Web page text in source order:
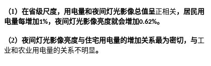
（1） 在省级尺度，用电量和夜间灯光影像总值呈正相关 ， 居民用
电量每增加 1%，夜间 灯光影像亮度就会增加0.62%。
（2） 夜间 灯光影像亮度与住宅用电量的增加关系最为密切， 与工
业和农业用电量的关系不明显。